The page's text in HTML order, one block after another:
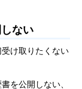
ない
け取りたくない
を公開しない、